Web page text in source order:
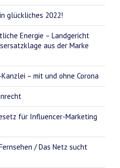
glückliches 2022!
Energie – Landgericht
aus der Marke
– mit und ohne Corona
für Influencer-Marketing
/ Das Netz sucht